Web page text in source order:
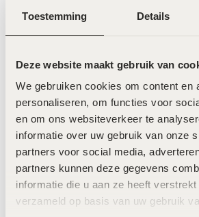
Toestemming Details
Deze website maakt gebruik van
We gebruiken cookies om content en
personaliseren, om functies voor
en om ons websiteverkeer te
informatie over uw gebruik van onze
partners voor social media,
partners kunnen deze gegevens
informatie die u aan ze heeft
verzameld op basis van uw gebruik
Jade Anna
behandeling is de LPG
behandeling om jouw body
verbeter en cellulite te
Anna Nooshin